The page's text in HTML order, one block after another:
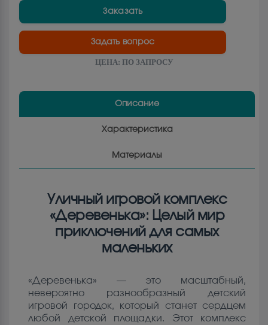
Заказать
Задать вопрос
ЦЕНА: ПО ЗАПРОСУ
Описание
Характеристика
Материалы
Уличный игровой комплекс
«Деревенька»: Целый мир
приключений для самых
маленьких
«Деревенька» — это масштабный,
невероятно разнообразный детский
игровой городок, который станет сердцем
любой детской площадки. Этот комплекс